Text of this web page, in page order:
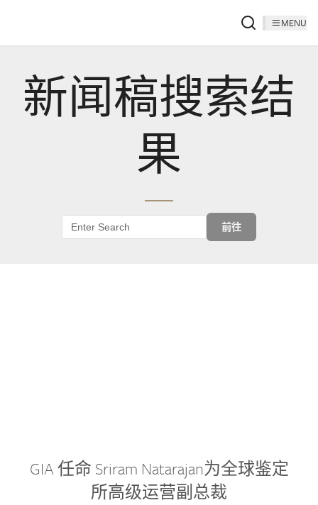
MENU
新闻稿搜索结
果
前往
GIA 任命 Sriram Natarajan为全球鉴定
所高级运营副总裁